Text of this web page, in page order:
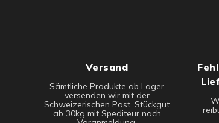
Versand
Sämtliche Produkte ab Lager
versenden wir mit der
Schweizerischen Post. Stückgut
ab 30kg mit Spediteur nach